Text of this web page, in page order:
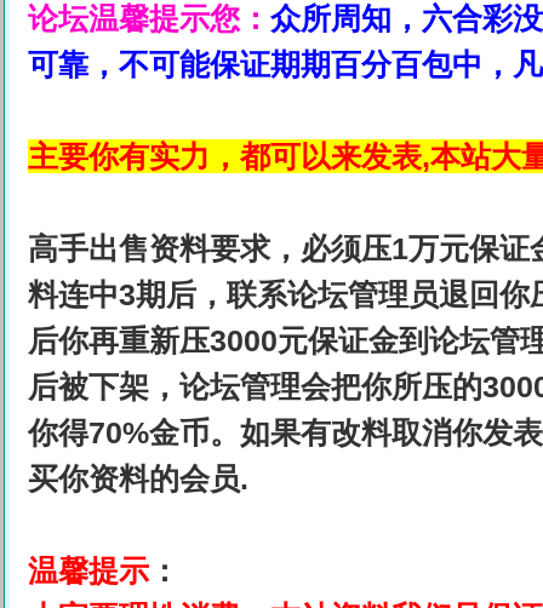
论坛温馨提示您： 众所周知，六合彩
可靠，不可能保证期期百分百包中，
主要你有实力，都可以来发表,本站大
高手出售资料要求，必须压1万元保
料连中3期后，联系论坛管理员退回
后你再重新压3000元保证金到论坛管
后被下架，论坛管理会把你所压的
你得70%金币。如果有改料取消你发
买你资料的会员.
温馨提示 ：